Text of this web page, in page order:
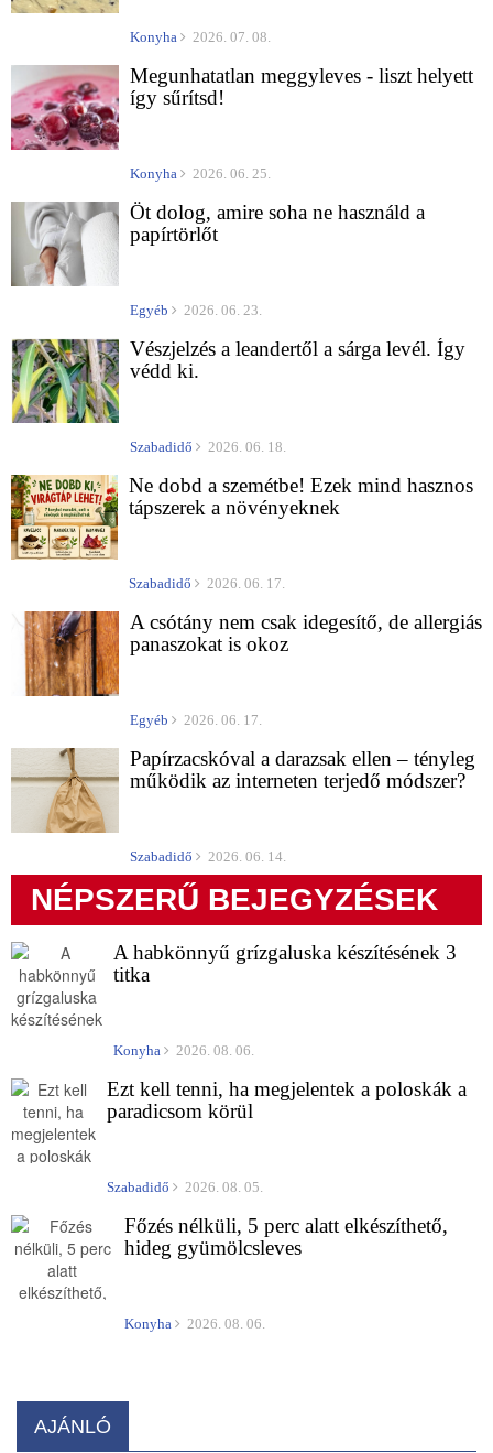
Konyha 2026. 07. 08.
Megunhatatlan meggyleves - liszt helyett
így sűrítsd!
Konyha 2026. 06. 25.
Öt dolog, amire soha ne használd a
papírtörlőt
Egyéb 2026. 06. 23.
Vészjelzés a leandertől a sárga levél. Így
védd ki.
Szabadidő 2026. 06. 18.
Ne dobd a szemétbe! Ezek mind hasznos
tápszerek a növényeknek
Szabadidő 2026. 06. 17.
A csótány nem csak idegesítő, de allergiás
panaszokat is okoz
Egyéb 2026. 06. 17.
Papírzacskóval a darazsak ellen – tényleg
működik az interneten terjedő módszer?
Szabadidő 2026. 06. 14.
NÉPSZERŰ BEJEGYZÉSEK
A habkönnyű grízgaluska készítésének 3
titka
Konyha 2026. 08. 06.
Ezt kell tenni, ha megjelentek a poloskák a
paradicsom körül
Szabadidő 2026. 08. 05.
Főzés nélküli, 5 perc alatt elkészíthető,
hideg gyümölcsleves
Konyha 2026. 08. 06.
AJÁNLÓ